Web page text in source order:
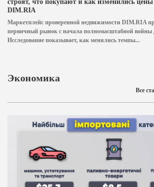
строят, что покупают и как изменились
DIM.RIA
Маркетплейс проверенной недвижимости DIM.RIA
первичный рынок с начала полномасштабной войны
Исследование показывает, как менялись темпы...
Экономика
Все